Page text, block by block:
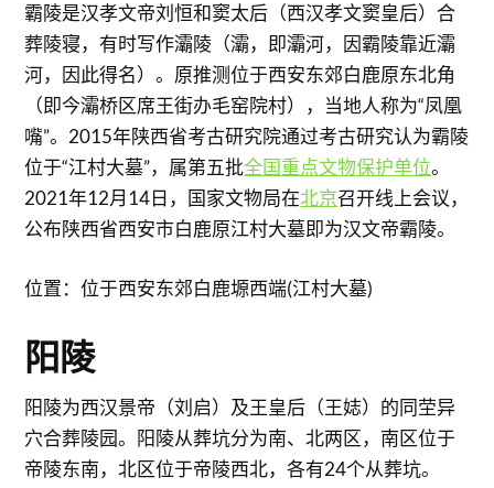
霸陵是汉孝文帝刘恒和窦太后（西汉孝文窦皇后）合
葬陵寝，有时写作灞陵（灞，即灞河，因霸陵靠近灞
河，因此得名）。原推测位于西安东郊白鹿原东北角
（即今灞桥区席王街办毛窑院村），当地人称为“凤凰
嘴”。2015年陕西省考古研究院通过考古研究认为霸陵
位于“江村大墓”，属第五批全国重点文物保护单位。
2021年12月14日，国家文物局在北京召开线上会议，
公布陕西省西安市白鹿原江村大墓即为汉文帝霸陵。
位置：位于西安东郊白鹿塬西端(江村大墓)
阳陵
阳陵为西汉景帝（刘启）及王皇后（王娡）的同茔异
穴合葬陵园。阳陵从葬坑分为南、北两区，南区位于
帝陵东南，北区位于帝陵西北，各有24个从葬坑。